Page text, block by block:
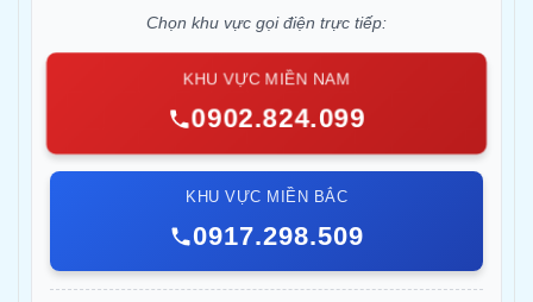
Chọn khu vực gọi điện trực tiếp:
KHU VỰC MIỀN NAM
0902.824.099
KHU VỰC MIỀN BẮC
0917.298.509